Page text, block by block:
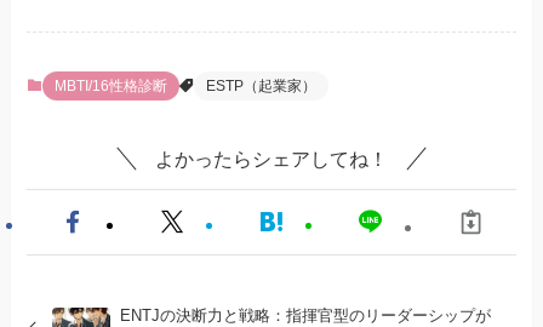
MBTI/16性格診断 ESTP（起業家）
よかったらシェアしてね！
ENTJの決断力と戦略：指揮官型のリーダーシップが